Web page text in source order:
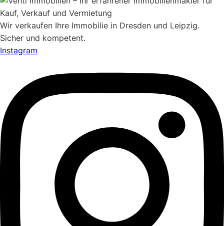
Wir verkaufen Ihre Immobilie in Dresden und Leipzig.
Sicher und kompetent.
Instagram